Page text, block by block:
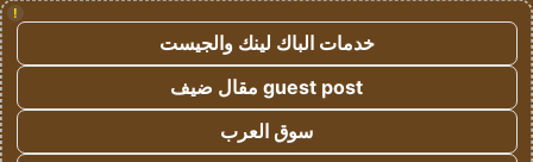
!
خدمات الباك لينك والجيست
guest post مقال ضيف
سوق العرب